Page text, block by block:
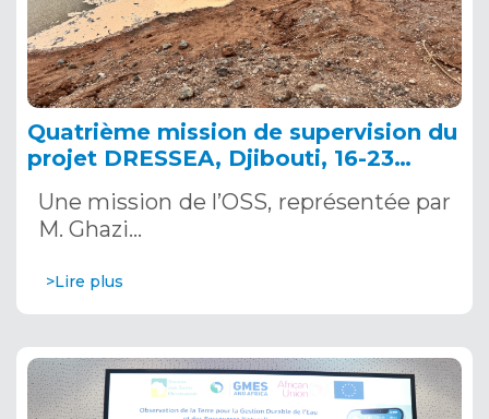
Quatrième mission de supervision du
projet DRESSEA, Djibouti, 16-23
Une mission de l’OSS, représentée par
M. Ghazi…
>Lire plus